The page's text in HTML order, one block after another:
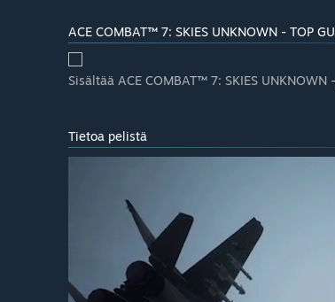
ACE COMBAT™ 7: SKIES UNKNOWN - TOP
Sisältää ACE COMBAT™ 7: SKIES
Tietoa pelistä